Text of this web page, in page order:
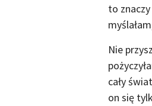
to
Nie
cały
on się